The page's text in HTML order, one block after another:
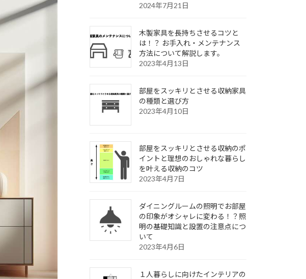
2024年7月21日
木製家具を長持ちさせるコツと
は！？ お手入れ・メンテナンス
方法について解説します。
2023年4月13日
部屋をスッキリとさせる収納家具
の種類と選び方
2023年4月10日
部屋をスッキリとさせる収納のポ
イントと理想のおしゃれな暮らし
を叶える収納のコツ
2023年4月7日
ダイニングルームの照明でお部屋
の印象がオシャレに変わる！？照
明の基礎知識と設置の注意点につ
いて
2023年4月6日
１人暮らしに向けたインテリアの